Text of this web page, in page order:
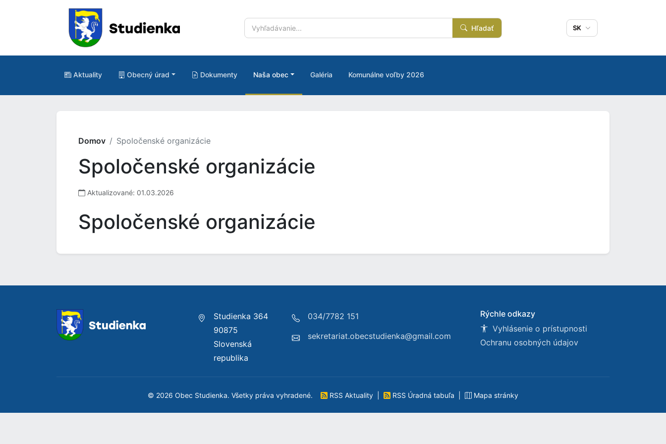
Hľadať SK
Aktuality Obecný úrad Dokumenty Naša obec Galéria Komunálne voľby 2026
Domov Spoločenské organizácie
Spoločenské organizácie
Aktualizované: 01.03.2026
Spoločenské organizácie
Studienka 364
90875
Slovenská
republika
034/7782 151
sekretariat.obecstudienka@gmail.com
Rýchle odkazy
Vyhlásenie o prístupnosti
Ochranu osobných údajov
© 2026 Obec Studienka. Všetky práva vyhradené. RSS Aktuality RSS Úradná tabuľa Mapa stránky